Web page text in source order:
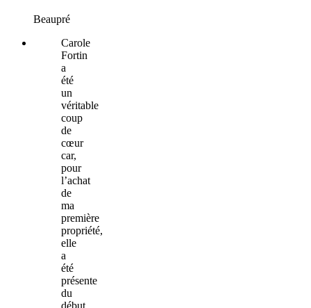
Beaupré
Carole
Fortin
a
été
un
véritable
coup
de
cœur
car,
pour
l’achat
de
ma
première
propriété,
elle
a
été
présente
du
début